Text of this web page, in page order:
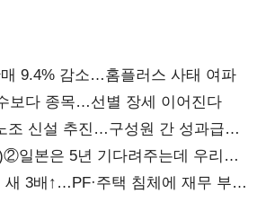
9.4% 감소…홈플러스 사태 여파
보다 종목…선별 장세 이어진다
조 신설 추진…구성원 간 성과급
일본은 5년 기다려주는데 우리는
으론 부족한 코스닥 구하기
새 3배↑…PF·주택 침체에 재무 부담